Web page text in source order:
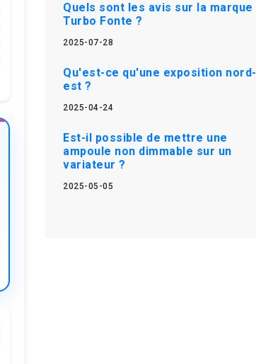
Quels sont les avis sur la marque
Turbo Fonte ?
2025-07-28
Qu'est-ce qu'une exposition nord-
est ?
2025-04-24
Est-il possible de mettre une
ampoule non dimmable sur un
variateur ?
2025-05-05